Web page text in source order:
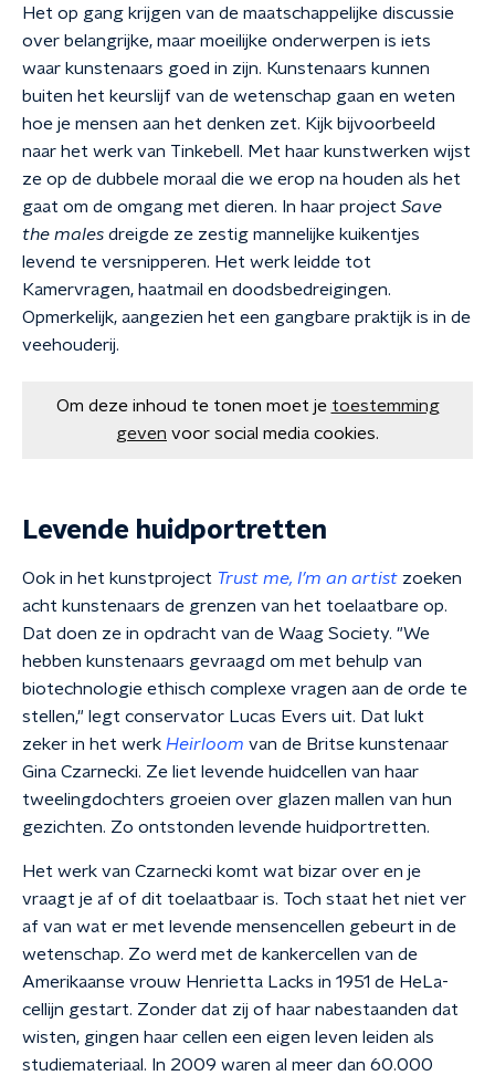
Het op gang krijgen van de maatschappelijke discussie
over belangrijke, maar moeilijke onderwerpen is iets
waar kunstenaars goed in zijn. Kunstenaars kunnen
buiten het keurslijf van de wetenschap gaan en weten
hoe je mensen aan het denken zet. Kijk bijvoorbeeld
naar het werk van Tinkebell. Met haar kunstwerken wijst
ze op de dubbele moraal die we erop na houden als het
gaat om de omgang met dieren. In haar project Save
the males dreigde ze zestig mannelijke kuikentjes
levend te versnipperen. Het werk leidde tot
Kamervragen, haatmail en doodsbedreigingen.
Opmerkelijk, aangezien het een gangbare praktijk is in de
veehouderij.
Om deze inhoud te tonen moet je toestemming
geven voor social media cookies.
Levende huidportretten
Ook in het kunstproject Trust me, I’m an artist zoeken
acht kunstenaars de grenzen van het toelaatbare op.
Dat doen ze in opdracht van de Waag Society. "We
hebben kunstenaars gevraagd om met behulp van
biotechnologie ethisch complexe vragen aan de orde te
stellen," legt conservator Lucas Evers uit. Dat lukt
zeker in het werk Heirloom van de Britse kunstenaar
Gina Czarnecki. Ze liet levende huidcellen van haar
tweelingdochters groeien over glazen mallen van hun
gezichten. Zo ontstonden levende huidportretten.
Het werk van Czarnecki komt wat bizar over en je
vraagt je af of dit toelaatbaar is. Toch staat het niet ver
af van wat er met levende mensencellen gebeurt in de
wetenschap. Zo werd met de kankercellen van de
Amerikaanse vrouw Henrietta Lacks in 1951 de HeLa-
cellijn gestart. Zonder dat zij of haar nabestaanden dat
wisten, gingen haar cellen een eigen leven leiden als
studiemateriaal. In 2009 waren al meer dan 60.000